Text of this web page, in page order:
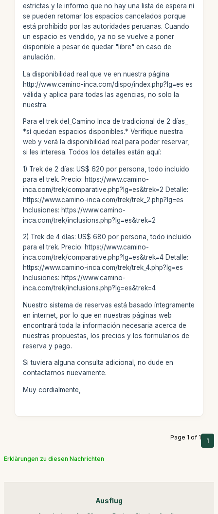
estrictas y le informo que no hay una lista de espera ni
se pueden retomar los espacios cancelados porque
está prohibido por las autoridades peruanas. Cuando
un espacio es vendido, ya no se vuelve a poner
disponible a pesar de quedar "libre" en caso de
anulación.
La disponibilidad real que ve en nuestra página
http://www.camino-inca.com/dispo/index.php?lg=es es
válida y aplica para todas las agencias, no solo la
nuestra.
Para el trek del_Camino Inca de tradicional de 2 días_
*sí quedan espacios disponibles.* Verifique nuestra
web y verá la disponibilidad real para poder reservar,
si les interesa. Todos los detalles están aquí:
1) Trek de 2 días: US$ 620 por persona, todo incluido
para el trek. Precio: https://www.camino-
inca.com/trek/comparative.php?lg=es&trek=2 Detalle:
https://www.camino-inca.com/trek/trek_2.php?lg=es
Inclusiones: https://www.camino-
inca.com/trek/inclusions.php?lg=es&trek=2
2) Trek de 4 días: US$ 680 por persona, todo incluido
para el trek. Precio: https://www.camino-
inca.com/trek/comparative.php?lg=es&trek=4 Detalle:
https://www.camino-inca.com/trek/trek_4.php?lg=es
Inclusiones: https://www.camino-
inca.com/trek/inclusions.php?lg=es&trek=4
Nuestro sistema de reservas está basado íntegramente
en internet, por lo que en nuestras páginas web
encontrará toda la información necesaria acerca de
nuestras propuestas, los precios y los formularios de
reserva y pago.
Si tuviera alguna consulta adicional, no dude en
contactarnos nuevamente.
Muy cordialmente,
Page 1 of 1 1
Erklärungen zu diesen Nachrichten
Ausflug